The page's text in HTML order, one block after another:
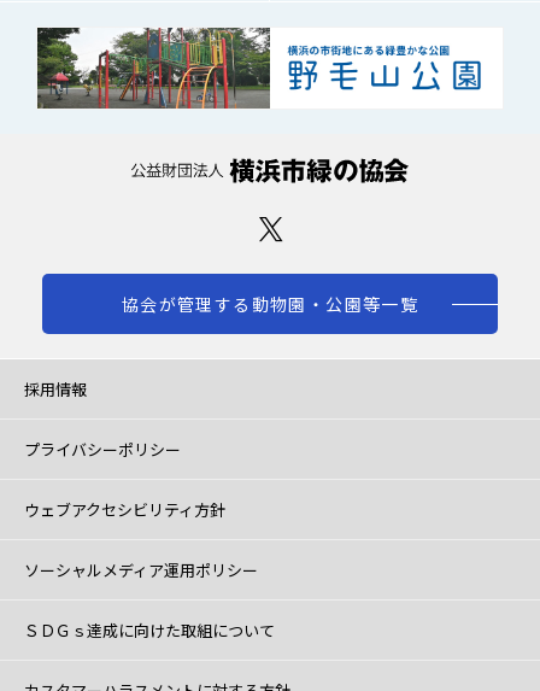
協会が管理する動物園・公園等一覧
採用情報
プライバシーポリシー
ウェブアクセシビリティ方針
ソーシャルメディア運用ポリシー
ＳＤＧｓ達成に向けた取組について